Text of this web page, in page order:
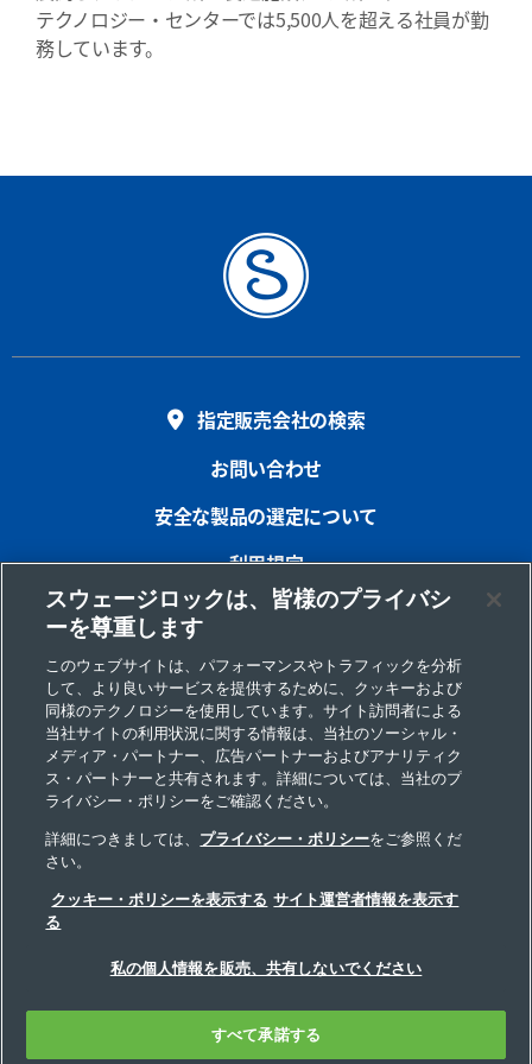
テクノロジー・センターでは5,500人を超える社員が勤
務しています。
指定販売会社の検索
お問い合わせ
安全な製品の選定について
利用規定
プライバシー
インプリント
サイトマップ
Cookie 優先設定
個人情報の取り扱いについて
スウェージロックは、皆様のプライバシ
ーを尊重します
このウェブサイトは、パフォーマンスやトラフィックを分析
して、より良いサービスを提供するために、クッキーおよび
同様のテクノロジーを使用しています。サイト訪問者による
当社サイトの利用状況に関する情報は、当社のソーシャル・
メディア・パートナー、広告パートナーおよびアナリティク
ス・パートナーと共有されます。詳細については、当社のプ
ライバシー・ポリシーをご確認ください。
詳細につきましては、 プライバシー・ポリシーをご参照くだ
さい。
クッキー・ポリシーを表示する サイト運営者情報を表示す
る
私の個人情報を販売、共有しないでください
すべて承諾する